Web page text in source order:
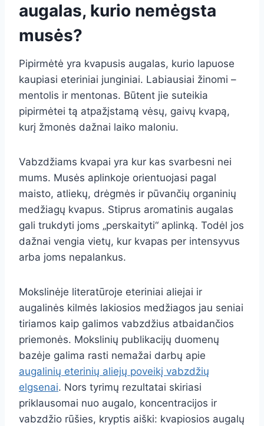
augalas, kurio nemėgsta
musės?
Pipirmėtė yra kvapusis augalas, kurio lapuose
kaupiasi eteriniai junginiai. Labiausiai žinomi –
mentolis ir mentonas. Būtent jie suteikia
pipirmėtei tą atpažįstamą vėsų, gaivų kvapą,
kurį žmonės dažnai laiko maloniu.
Vabzdžiams kvapai yra kur kas svarbesni nei
mums. Musės aplinkoje orientuojasi pagal
maisto, atliekų, drėgmės ir pūvančių organinių
medžiagų kvapus. Stiprus aromatinis augalas
gali trukdyti joms „perskaityti“ aplinką. Todėl jos
dažnai vengia vietų, kur kvapas per intensyvus
arba joms nepalankus.
Mokslinėje literatūroje eteriniai aliejai ir
augalinės kilmės lakiosios medžiagos jau seniai
tiriamos kaip galimos vabzdžius atbaidančios
priemonės. Mokslinių publikacijų duomenų
bazėje galima rasti nemažai darbų apie
augalinių eterinių aliejų poveikį vabzdžių
elgsenai. Nors tyrimų rezultatai skiriasi
priklausomai nuo augalo, koncentracijos ir
vabzdžio rūšies, kryptis aiški: kvapiosios augalų